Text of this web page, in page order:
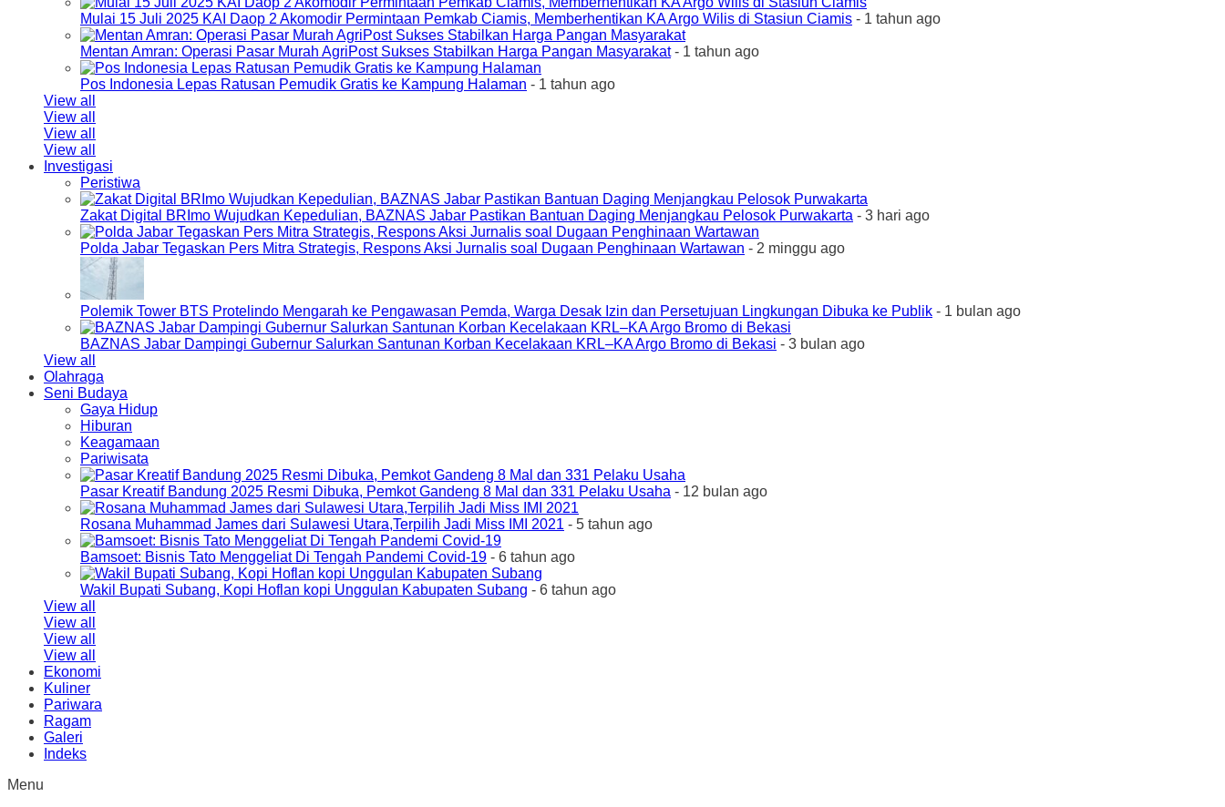
Mulai 15 Juli 2025 KAI Daop 2 Akomodir Permintaan Pemkab Ciamis, Memberhentikan KA Argo Wilis di Stasiun Ciamis - 1 tahun ago
Mentan Amran: Operasi Pasar Murah AgriPost Sukses Stabilkan Harga Pangan Masyarakat- 1 tahun ago
Pos Indonesia Lepas Ratusan Pemudik Gratis ke Kampung Halaman - 1 tahun ago
View all
View all
View all
View all
Investigasi
Peristiwa
Zakat Digital BRImo Wujudkan Kepedulian, BAZNAS Jabar Pastikan Bantuan Daging Menjangkau Pelosok Purwakarta - 3 hari ago
Polda Jabar Tegaskan Pers Mitra Strategis, Respons Aksi Jurnalis soal Dugaan Penghinaan Wartawan - 2 minggu ago
Polemik Tower BTS Protelindo Mengarah ke Pengawasan Pemda, Warga Desak Izin dan Persetujuan Lingkungan Dibuka ke Publik - 1 bulan ago
BAZNAS Jabar Dampingi Gubernur Salurkan Santunan Korban Kecelakaan KRL–KA Argo Bromo di Bekasi - 3 bulan ago
View all
Olahraga
Seni Budaya
Gaya Hidup
Hiburan
Keagamaan
Pariwisata
Pasar Kreatif Bandung 2025 Resmi Dibuka, Pemkot Gandeng 8 Mal dan 331 Pelaku Usaha - 12 bulan ago
Rosana Muhammad James dari Sulawesi Utara,Terpilih Jadi Miss IMI 2021 - 5 tahun ago
Bamsoet: Bisnis Tato Menggeliat Di Tengah Pandemi Covid-19 - 6 tahun ago
Wakil Bupati Subang, Kopi Hoflan kopi Unggulan Kabupaten Subang - 6 tahun ago
View all
View all
View all
View all
Ekonomi
Kuliner
Pariwara
Ragam
Galeri
Indeks
Menu